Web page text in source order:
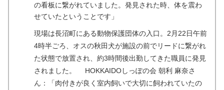
の看板に繋がれていました。発見された時、体を震わ
せていたということです」
現場は長沼町にある動物保護団体の入口。2月22日午前
4時半ごろ、オスの秋田犬が施設の前でリードに繋がれ
た状態で放置され、約3時間後出勤してきた職員に発見
されました。 HOKKAIDOしっぽの会 朝利 麻奈さ
ん：「肉付きが良く室内飼いで大切に飼われていたの